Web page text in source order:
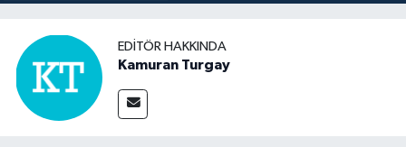
EDITÖR HAKKINDA
Kamuran Turgay